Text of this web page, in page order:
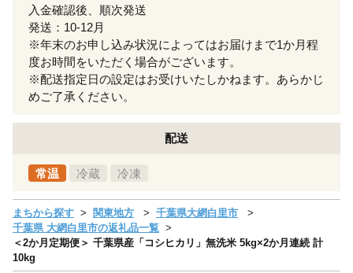
入金確認後、順次発送
発送：10-12月
※年末のお申し込み状況によってはお届けまで1か月程
度お時間をいただく場合がございます。
※配送指定日の設定はお受けいたしかねます。あらかじ
めご了承ください。
配送
常温 冷蔵 冷凍
まちから探す 関東地方
千葉県大網白里市
千葉県 大網白里市の返礼品一覧
＜2か月定期便＞ 千葉県産「コシヒカリ」無洗米 5kg×2か月連続 計
10kg